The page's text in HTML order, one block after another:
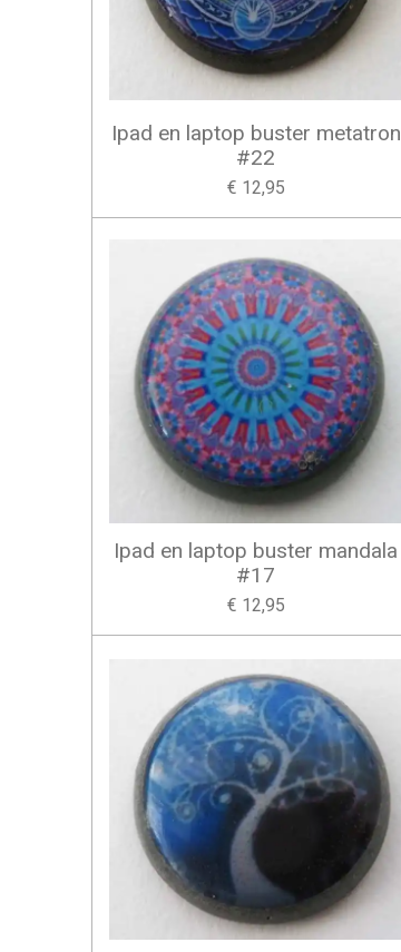
Ipad en laptop buster metatron
#22
€ 12,95
Ipad en laptop buster mandala
#17
€ 12,95